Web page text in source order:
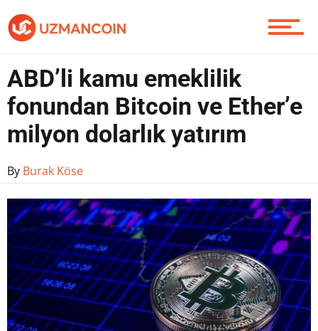
Piyasa
Soru Sor
Contact / İletişim
ABD’li kamu emeklilik
fonundan Bitcoin ve Ether’e
milyon dolarlık yatırım
By Burak Köse